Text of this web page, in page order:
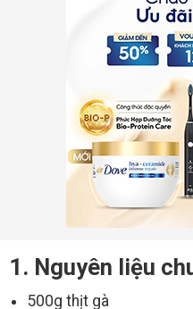
1. Nguyên liệu
500g thịt gà